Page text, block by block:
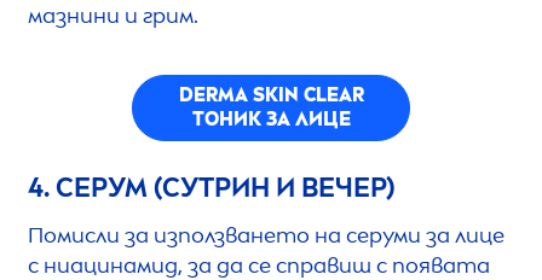
мазнини и грим.
DERMA SKIN CLEAR
ТОНИК ЗА ЛИЦЕ
4. СЕРУМ (СУТРИН И ВЕЧЕР)
Помисли за използването на серуми за лице
с ниацинамид, за да се справиш с появата